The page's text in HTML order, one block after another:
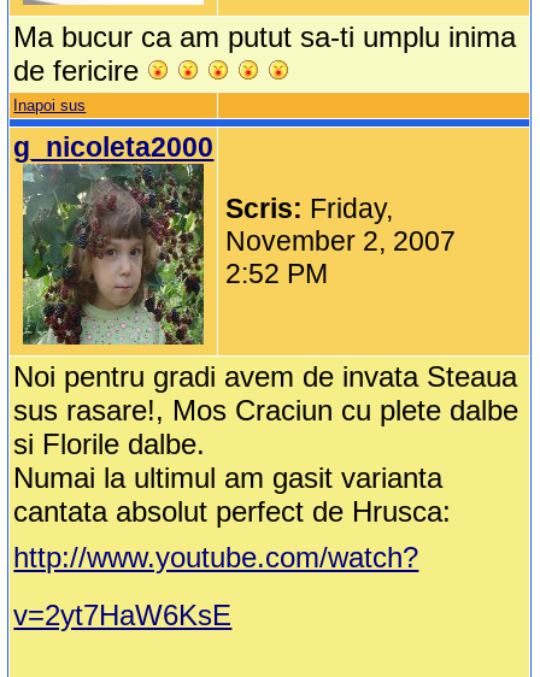
Ma bucur ca am putut sa-ti umplu inima
de fericire
Inapoi sus
g_nicoleta2000
Scris: Friday,
November 2, 2007
2:52 PM
Noi pentru gradi avem de invata Steaua
sus rasare!, Mos Craciun cu plete dalbe
si Florile dalbe.
Numai la ultimul am gasit varianta
cantata absolut perfect de Hrusca:
http://www.youtube.com/watch?
v=2yt7HaW6KsE